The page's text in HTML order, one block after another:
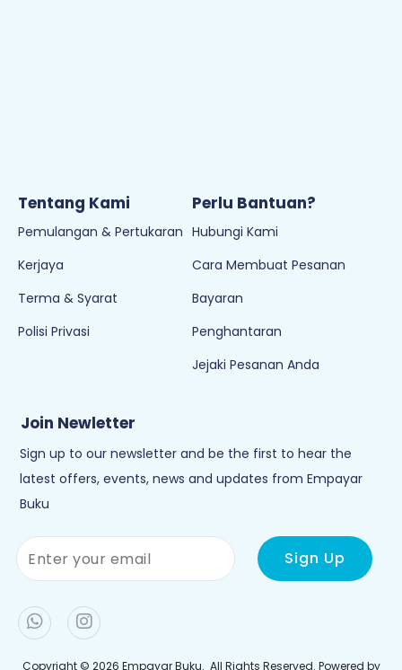
Tentang Kami
Pemulangan & Pertukaran
Kerjaya
Terma & Syarat
Polisi Privasi
Perlu Bantuan?
Hubungi Kami
Cara Membuat Pesanan
Bayaran
Penghantaran
Jejaki Pesanan Anda
Join Newletter
Sign up to our newsletter and be the first to hear the
latest offers, events, news and updates from Empayar
Buku
Copyright © 2026 Empayar Buku. All Rights Reserved. Powered by